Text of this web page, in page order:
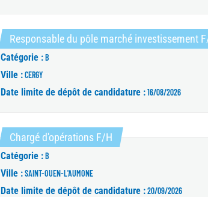
Responsable du pôle marché investissement
Catégorie : B
Ville : CERGY
Date limite de dépôt de candidature : 16/08/2026
Chargé d'opérations F/H(Nouvelle fenêtre)
Catégorie : B
Ville : SAINT-OUEN-L'AUMONE
Date limite de dépôt de candidature : 20/09/2026